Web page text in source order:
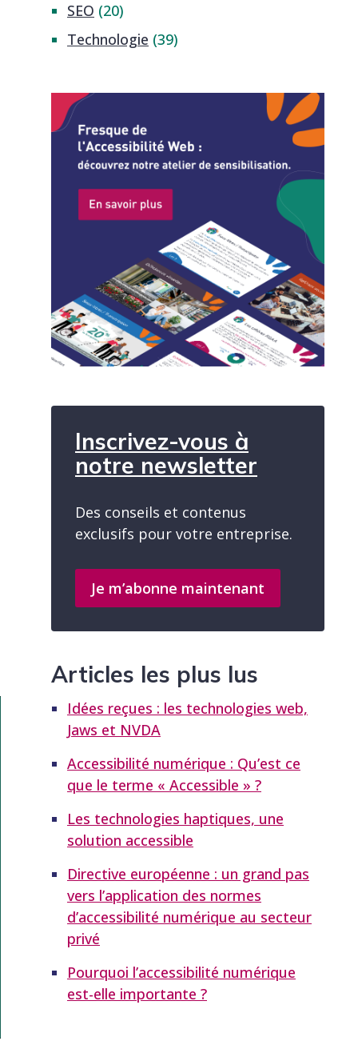
SEO (20)
Technologie (39)
Inscrivez-vous à
notre newsletter
Des conseils et contenus
exclusifs pour votre entreprise.
Je m’abonne maintenant
Articles les plus lus
Idées reçues : les technologies web,
Jaws et NVDA
Accessibilité numérique : Qu’est ce
que le terme « Accessible » ?
Les technologies haptiques, une
solution accessible
Directive européenne : un grand pas
vers l’application des normes
d’accessibilité numérique au secteur
privé
Pourquoi l’accessibilité numérique
est-elle importante ?